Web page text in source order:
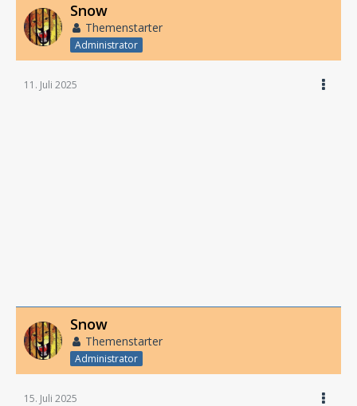
Snow
Themenstarter
Administrator
11. Juli 2025
Snow
Themenstarter
Administrator
15. Juli 2025